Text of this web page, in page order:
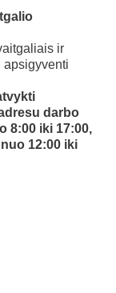
ir
apsigyventi
darbo
8:00 iki 17:00,
12:00 iki